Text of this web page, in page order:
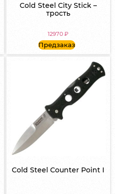
Cold Steel City Stick –
трость
12970₽
Предзаказ
Cold Steel Counter Point I